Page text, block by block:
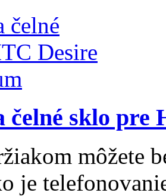
čelné sklo pre
môžete
je